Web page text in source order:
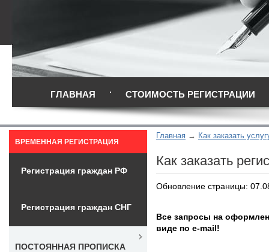
ГЛАВНАЯ СТОИМОСТЬ РЕГИСТРАЦИИ
Главная Как заказать
Как заказать
Обновление страницы:
Все запросы на
виде по e-mail!
ВРЕМЕННАЯ РЕГИСТРАЦИЯ
Регистрация граждан РФ
Регистрация граждан СНГ
ПОСТОЯННАЯ ПРОПИСКА